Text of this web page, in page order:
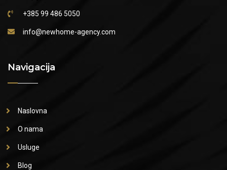
+385 99 486 5050
info@newhome-agency.com
Navigacija
Naslovna
O nama
Usluge
Blog